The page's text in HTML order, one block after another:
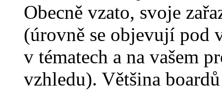
Obecně vzato, svoje
(úrovně se objevují pod
v tématech a na vašem
vzhledu). Většina